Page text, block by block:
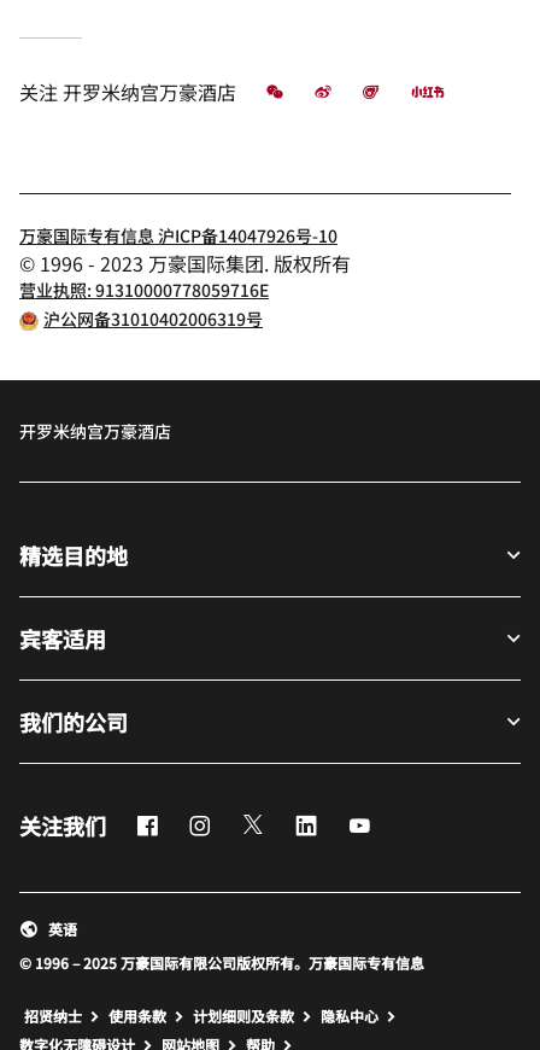
关注开罗米纳宫万豪酒店 微信 微博 飞猪 小红书
万豪国际专有信息 沪ICP备14047926号-10
© 1996 - 2023 万豪国际集团. 版权所有
营业执照: 91310000778059716E
沪公网备31010402006319号
开罗米纳宫万豪酒店
精选目的地
宾客适用
我们的公司
关注我们 FacebookInstagram
Twitter LinkedIn
© 1996 – 2025 万豪国际有限公司版权所有。万豪国际专有信息
英语
招贤纳士 使用条款 计划细则及条款
隐私中心
数字化无障碍设计
网站地图 打开新窗口
帮助